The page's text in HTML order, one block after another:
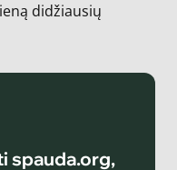
didžiausių
spauda.org,